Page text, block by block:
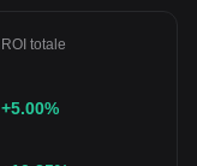
ROI totale
+5.00%